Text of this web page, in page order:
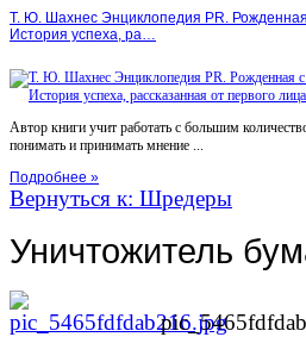
Т. Ю. Шахнес Энциклопедия PR.
История успеха, ра…
Автор книги учит работать с большим
понимать и принимать мнение ...
Подробнее »
Вернуться к: Шредеры
Уничтожитель